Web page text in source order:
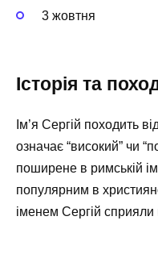
3 жовтня
Історія та
Ім’я Сергій походить
означає “високий” чи
поширене в римській
популярним в
іменем Сергій